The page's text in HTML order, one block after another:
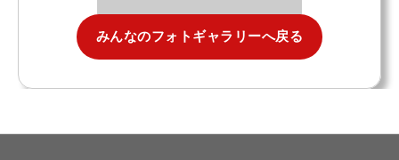
みんなのフォトギャラリーへ戻る